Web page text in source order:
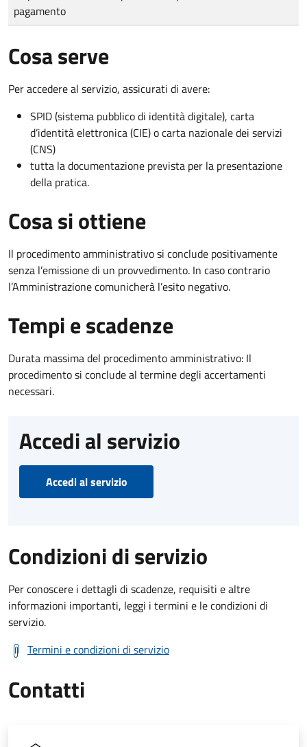
pagamento
Cosa serve
Per accedere al servizio, assicurati di avere:
SPID (sistema pubblico di identità digitale), carta
d’identità elettronica (CIE) o carta nazionale dei servizi
(CNS)
tutta la documentazione prevista per la presentazione
della pratica.
Cosa si ottiene
Il procedimento amministrativo si conclude positivamente
senza l’emissione di un provvedimento. In caso contrario
l’Amministrazione comunicherà l’esito negativo.
Tempi e scadenze
Durata massima del procedimento amministrativo: Il
procedimento si conclude al termine degli accertamenti
necessari.
Accedi al servizio
Accedi al servizio
Condizioni di servizio
Per conoscere i dettagli di scadenze, requisiti e altre
informazioni importanti, leggi i termini e le condizioni di
servizio.
Termini e condizioni di servizio
Contatti